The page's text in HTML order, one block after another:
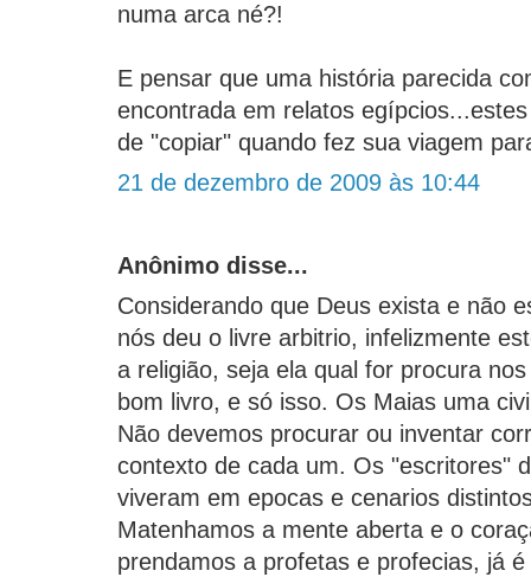
numa arca né?!
E pensar que uma história parecida
encontrada em relatos
de "copiar" quando fez sua viagem
21 de dezembro de 2009 às 10:44
Anônimo disse...
Considerando que Deus exista e não
nós deu o livre arbitrio, infelizmente
a religião, seja ela qual for procura
bom livro, e só isso. Os Maias uma
Não devemos procurar ou inventar
contexto de cada um. Os "escritores"
viveram em epocas e cenarios
Matenhamos a mente aberta e o
prendamos a profetas e profecias, já